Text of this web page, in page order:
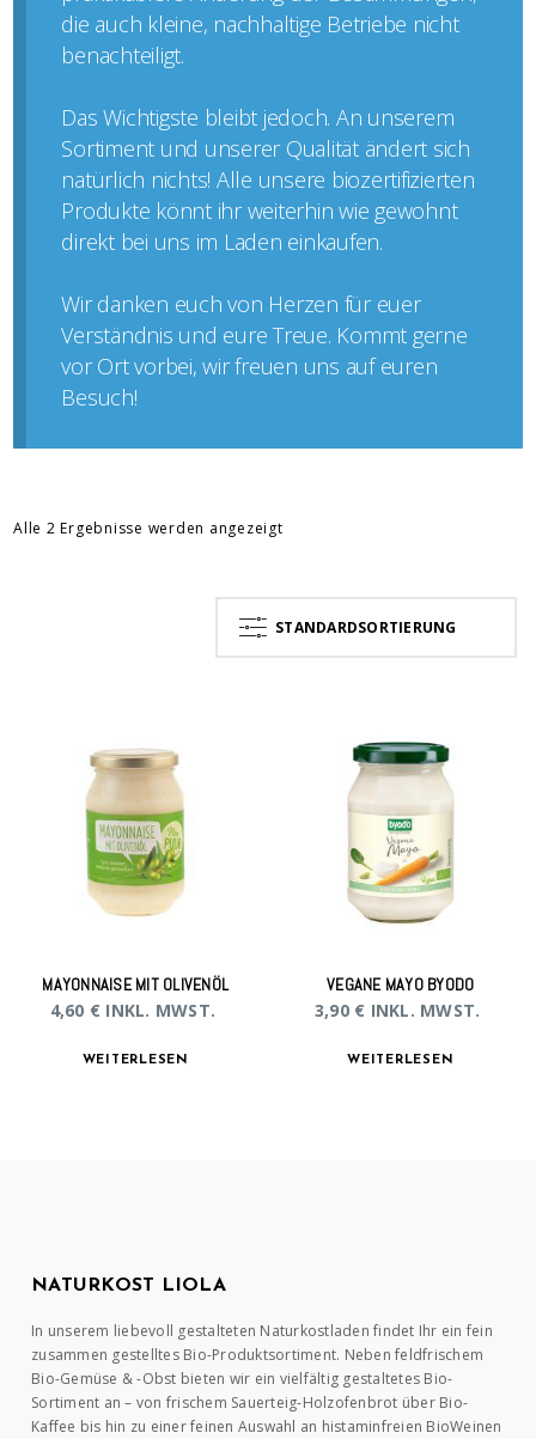
die auch kleine, nachhaltige Betriebe nicht
benachteiligt.
Das Wichtigste bleibt jedoch. An unserem
Sortiment und unserer Qualität ändert sich
natürlich nichts! Alle unsere biozertifizierten
Produkte könnt ihr weiterhin wie gewohnt
direkt bei uns im Laden einkaufen.
Wir danken euch von Herzen für euer
Verständnis und eure Treue. Kommt gerne
vor Ort vorbei, wir freuen uns auf euren
Besuch!
Alle 2 Ergebnisse werden angezeigt
STANDARDSORTIERUNG
MAYONNAISE MIT OLIVENÖL
4,60 € INKL. MWST.
WEITERLESEN
VEGANE MAYO BYODO
3,90 € INKL. MWST.
WEITERLESEN
NATURKOST LIOLA
In unserem liebevoll gestalteten Naturkostladen findet Ihr ein fein
zusammen gestelltes Bio-Produktsortiment. Neben feldfrischem
Bio-Gemüse & -Obst bieten wir ein vielfältig gestaltetes Bio-
Sortiment an – von frischem Sauerteig-Holzofenbrot über Bio-
Kaffee bis hin zu einer feinen Auswahl an histaminfreien BioWeinen